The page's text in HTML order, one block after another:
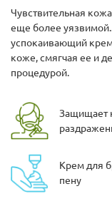
Чувствительная
еще более
успокаивающий крем
коже, смягчая ее и
процедурой.
Защищает
Крем для
пену